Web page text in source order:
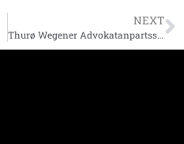
NEXT
Thurø Wegener Advokatanpartsselskab